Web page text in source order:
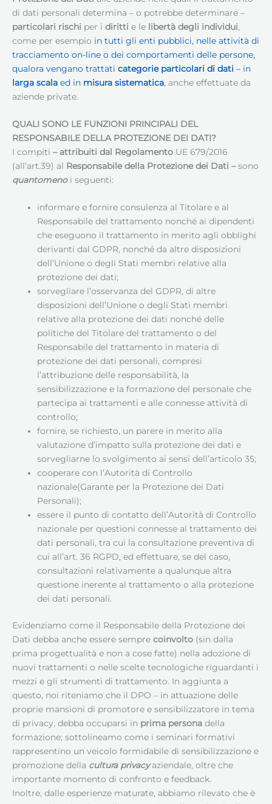
di dati personali determina – o potrebbe determinare –
particolari rischi per i diritti e le libertà degli individui,
come per esempio in tutti gli enti pubblici, nelle attività di
tracciamento on-line o dei comportamenti delle persone,
qualora vengano trattati categorie particolari di dati – in
larga scala ed in misura sistematica, anche effettuate da
aziende private.
QUALI SONO LE FUNZIONI PRINCIPALI DEL
RESPONSABILE DELLA PROTEZIONE DEI DATI?
I compiti – attribuiti dal Regolamento UE 679/2016
(all’art.39) al Responsabile della Protezione dei Dati –sono
quantomenoi seguenti:
informare e fornire consulenza al Titolare e al
Responsabile del trattamento nonché ai dipendenti
che eseguono il trattamento in merito agli obblighi
derivanti dal GDPR, nonché da altre disposizioni
dell’Unione o degli Stati membri relative alla
protezione dei dati;
sorvegliare l’osservanza del GDPR, di altre
disposizioni dell’Unione o degli Stati membri
relative alla protezione dei dati nonché delle
politiche del Titolare del trattamento o del
Responsabile del trattamento in materia di
protezione dei dati personali, compresi
l’attribuzione delle responsabilità, la
sensibilizzazione e la formazione del personale che
partecipa ai trattamenti e alle connesse attività di
controllo;
fornire, se richiesto, un parere in merito alla
valutazione d’impatto sulla protezione dei dati e
sorvegliarne lo svolgimento ai sensi dell’articolo 35;
cooperare con l’Autorità di Controllo
nazionale(Garante per la Protezione dei Dati
Personali);
essere il punto di contatto dell’Autorità di Controllo
nazionale per questioni connesse al trattamento dei
dati personali, tra cui la consultazione preventiva di
cui all’art. 36 RGPD, ed effettuare, se del caso,
consultazioni relativamente a qualunque altra
questione inerente al trattamento o alla protezione
dei dati personali.
Evidenziamo come il Responsabile della Protezione dei
Dati debba anche essere sempre coinvolto (sin dalla
prima progettualità e non a cose fatte) nella adozione di
nuovi trattamenti o nelle scelte tecnologiche riguardanti i
mezzi e gli strumenti di trattamento. In aggiunta a
questo, noi riteniamo che il DPO – in attuazione delle
proprie mansioni di promotore e sensibilizzatore in tema
di privacy, debba occuparsi in prima persona della
formazione; sottolineamo come i seminari formativi
rappresentino un veicolo formidabile di sensibilizzazione e
promozione della cultura privacyaziendale, oltre che
importante momento di confronto e feedback.
Inoltre, dalle esperienze maturate, abbiamo rilevato che è